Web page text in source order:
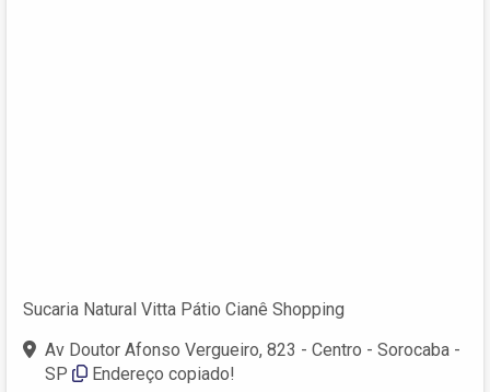
Sucaria Natural Vitta Pátio Cianê Shopping
Av Doutor Afonso Vergueiro, 823 - Centro - Sorocaba -
SP
Endereço copiado!